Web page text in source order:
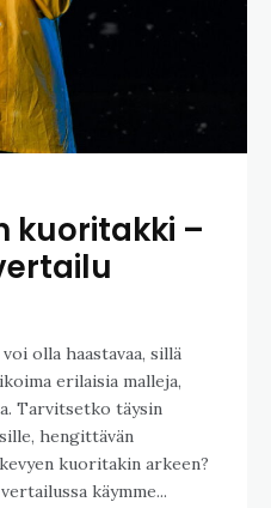
kuoritakki –
olla haastavaa, sillä
erilaisia malleja,
Tarvitsetko täysin
hengittävän
kuoritakin arkeen?
käymme...